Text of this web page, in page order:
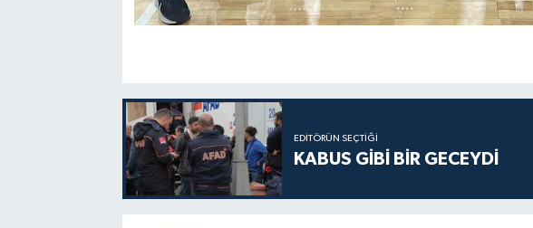
EDITÖRÜN SEÇTIĞI
KABUS GİBİ BİR GECEYDİ